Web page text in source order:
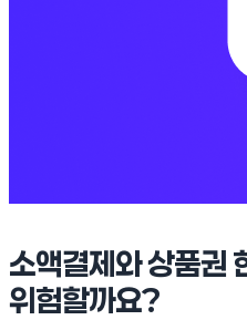
소액결제와 상품권
위험할까요?